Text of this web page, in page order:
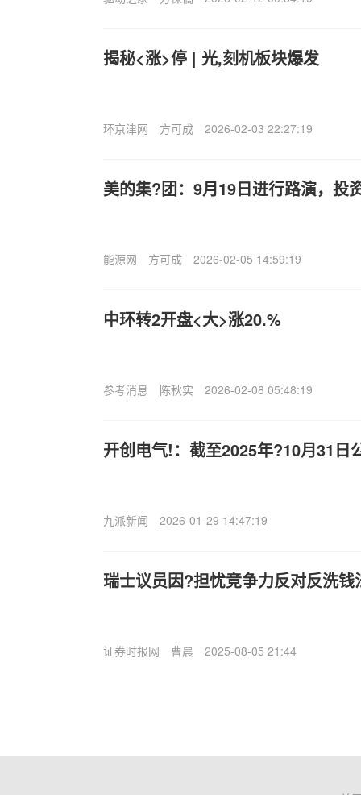
揭秘<涨>停 | 光,刻机板块爆发
环京津网 方可成 2026-02-03 22:27:19
美的集?团：9月19日进行路演，投
能源网 方可成 2026-02-05 14:59:19
中环转2开盘<大>涨20.%
参考消息 陈秋实 2026-02-08 05:48:19
开创电气!：截至2025年?10月31日
九派新闻 2026-01-29 14:47:19
瑞士议员因?担忧竞争力反对反洗钱
证券时报网 曹晨 2025-08-05 21:44